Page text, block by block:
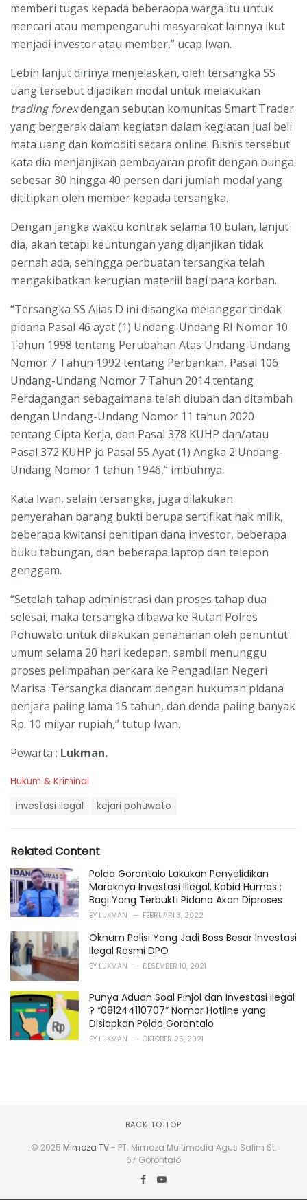
memberi tugas kepada beberaopa warga itu untuk
mencari atau mempengaruhi masyarakat lainnya ikut
menjadi investor atau member,” ucap Iwan.
Lebih lanjut dirinya menjelaskan, oleh tersangka SS
uang tersebut dijadikan modal untuk melakukan
trading forexdengan sebutan komunitas Smart Trader
yang bergerak dalam kegiatan dalam kegiatan jual beli
mata uang dan komoditi secara online. Bisnis tersebut
kata dia menjanjikan pembayaran profit dengan bunga
sebesar 30 hingga 40 persen dari jumlah modal yang
dititipkan oleh member kepada tersangka.
Dengan jangka waktu kontrak selama 10 bulan, lanjut
dia, akan tetapi keuntungan yang dijanjikan tidak
pernah ada, sehingga perbuatan tersangka telah
mengakibatkan kerugian materiil bagi para korban.
“Tersangka SS Alias D ini disangka melanggar tindak
pidana Pasal 46 ayat (1) Undang-Undang RI Nomor 10
Tahun 1998 tentang Perubahan Atas Undang-Undang
Nomor 7 Tahun 1992 tentang Perbankan, Pasal 106
Undang-Undang Nomor 7 Tahun 2014 tentang
Perdagangan sebagaimana telah diubah dan ditambah
dengan Undang-Undang Nomor 11 tahun 2020
tentang Cipta Kerja, dan Pasal 378 KUHP dan/atau
Pasal 372 KUHP jo Pasal 55 Ayat (1) Angka 2 Undang-
Undang Nomor 1 tahun 1946,” imbuhnya.
Kata Iwan, selain tersangka, juga dilakukan
penyerahan barang bukti berupa sertifikat hak milik,
beberapa kwitansi penitipan dana investor, beberapa
buku tabungan, dan beberapa laptop dan telepon
genggam.
“Setelah tahap administrasi dan proses tahap dua
selesai, maka tersangka dibawa ke Rutan Polres
Pohuwato untuk dilakukan penahanan oleh penuntut
umum selama 20 hari kedepan, sambil menunggu
proses pelimpahan perkara ke Pengadilan Negeri
Marisa. Tersangka diancam dengan hukuman pidana
penjara paling lama 15 tahun, dan denda paling banyak
Rp. 10 milyar rupiah,” tutup Iwan.
Pewarta : Lukman.
C
r
i
e
s
:
Hukum & Kriminal
:
investasi ilegal kejari pohuwato
Related Content
Polda Gorontalo Lakukan Penyelidikan
Maraknya Investasi Illegal, Kabid Humas :
Bagi Yang Terbukti Pidana Akan Diproses
BY LUKMAN FEBRUARI 3, 2022
Oknum Polisi Yang Jadi Boss Besar Investasi
Ilegal Resmi DPO
BY LUKMAN DESEMBER 10, 2021
Punya Aduan Soal Pinjol dan Investasi Ilegal
? “081244110707” Nomor Hotline yang
Disiapkan Polda Gorontalo
BY LUKMAN OKTOBER 25, 2021
BACK TO TOP
© 2025 Mimoza TV- PT. Mimoza Multimedia Agus Salim St.
67 Gorontalo